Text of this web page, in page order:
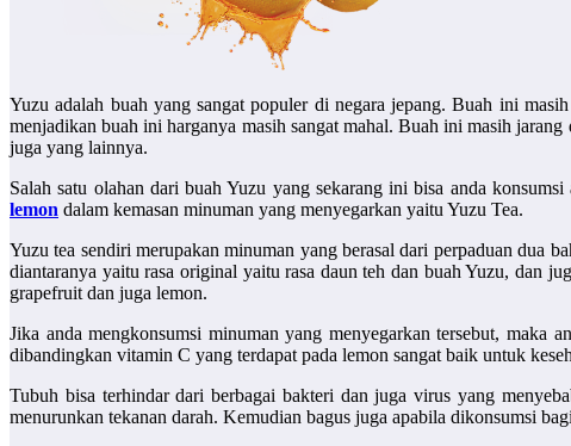
Yuzu adalah buah yang sangat populer di negara jepang. Buah ini
menjadikan buah ini harganya masih sangat mahal. Buah ini masih
juga yang lainnya.
Salah satu olahan dari buah Yuzu yang sekarang ini bisa anda
lemon dalam kemasan minuman yang menyegarkan yaitu Yuzu Tea.
Yuzu tea sendiri merupakan minuman yang berasal dari perpaduan dua
diantaranya yaitu rasa original yaitu rasa daun teh dan buah Yuzu, dan
grapefruit dan juga lemon.
Jika anda mengkonsumsi minuman yang menyegarkan tersebut,
dibandingkan vitamin C yang terdapat pada lemon sangat baik untuk
Tubuh bisa terhindar dari berbagai bakteri dan juga virus yang
menurunkan tekanan darah. Kemudian bagus juga apabila dikonsumsi